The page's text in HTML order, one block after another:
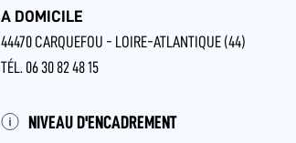
A DOMICILE
44470 CARQUEFOU - LOIRE-ATLANTIQUE (44)
TÉL. 06 30 82 48 15
NIVEAU D'ENCADREMENT